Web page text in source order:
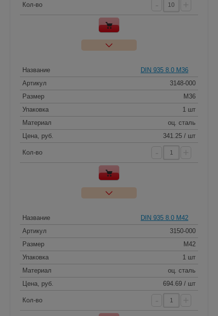
Кол-во
Название
DIN 935 8.0 M36
Артикул
3148-000
Размер
M36
Упаковка
1 шт
Материал
оц. сталь
Цена, руб.
341.25 / шт
Кол-во
Название
DIN 935 8.0 M42
Артикул
3150-000
Размер
M42
Упаковка
1 шт
Материал
оц. сталь
Цена, руб.
694.69 / шт
Кол-во